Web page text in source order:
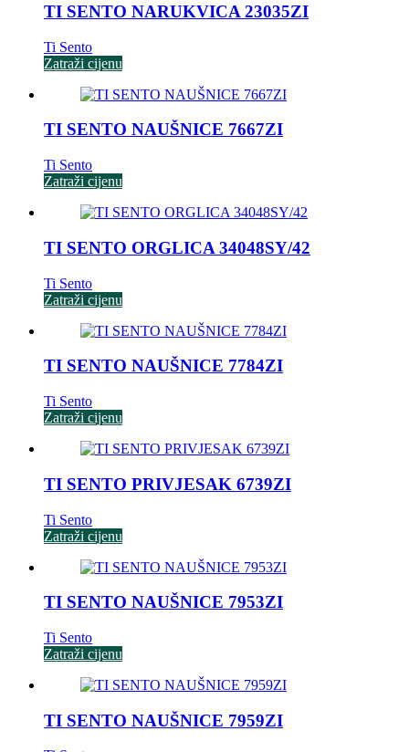
TI SENTO NARUKVICA 23035ZI
Ti Sento
Zatraži cijenu
TI SENTO NAUŠNICE 7667ZI
Ti Sento
Zatraži cijenu
TI SENTO ORGLICA 34048SY/42
Ti Sento
Zatraži cijenu
TI SENTO NAUŠNICE 7784ZI
Ti Sento
Zatraži cijenu
TI SENTO PRIVJESAK 6739ZI
Ti Sento
Zatraži cijenu
TI SENTO NAUŠNICE 7953ZI
Ti Sento
Zatraži cijenu
TI SENTO NAUŠNICE 7959ZI